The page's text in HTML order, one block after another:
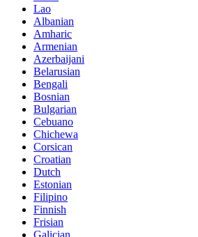
Lao
Albanian
Amharic
Armenian
Azerbaijani
Belarusian
Bengali
Bosnian
Bulgarian
Cebuano
Chichewa
Corsican
Croatian
Dutch
Estonian
Filipino
Finnish
Frisian
Galician